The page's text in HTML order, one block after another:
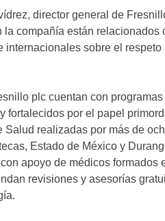
director general de
la compañía están relacionados
internacionales sobre el
plc cuentan con
fortalecidos por el papel
Salud realizadas por más de
Estado de México y
apoyo de médicos formados
revisiones y asesorías